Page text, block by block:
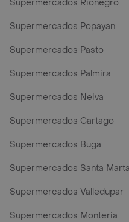
Supermercados Rionegro
Supermercados Popayan
Supermercados Pasto
Supermercados Palmira
Supermercados Neiva
Supermercados Cartago
Supermercados Buga
Supermercados Santa Marta
Supermercados Valledupar
Supermercados Monteria